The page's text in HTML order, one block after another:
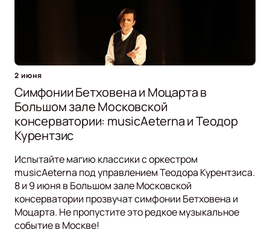
2 июня
Симфонии Бетховена и Моцарта в
Большом зале Московской
консерватории: musicAeterna и Теодор
Курентзис
Испытайте магию классики с оркестром
musicAeterna под управлением Теодора Курентзиса.
8 и 9 июня в Большом зале Московской
консерватории прозвучат симфонии Бетховена и
Моцарта. Не пропустите это редкое музыкальное
событие в Москве!